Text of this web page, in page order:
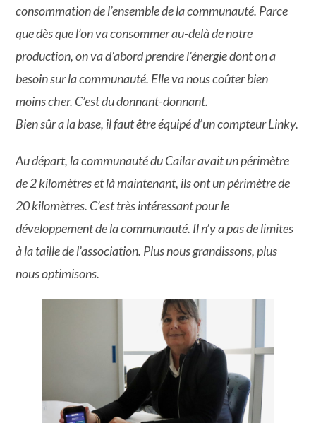
consommation de l’ensemble de la communauté. Parce
que dès que l’on va consommer au-delà de notre
production, on va d’abord prendre l’énergie dont on a
besoin sur la communauté. Elle va nous coûter bien
moins cher. C’est du donnant-donnant.
Bien sûr a la base, il faut être équipé d’un compteur Linky.
Au départ, la communauté du Cailar avait un périmètre
de 2 kilomètres et là maintenant, ils ont un périmètre de
20 kilomètres. C’est très intéressant pour le
développement de la communauté. Il n’y a pas de limites
à la taille de l’association. Plus nous grandissons, plus
nous optimisons.